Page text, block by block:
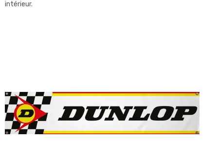
intérieur.